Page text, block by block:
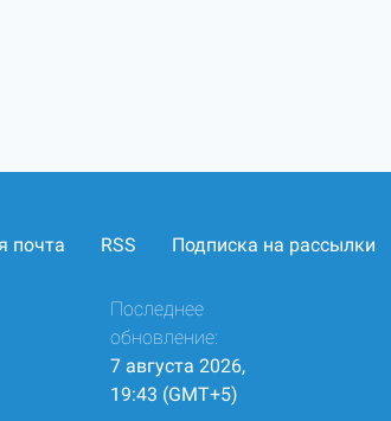
почта RSS Подписка на рассылки
Последнее
обновление:
7 августа 2026,
19:43 (GMT+5)